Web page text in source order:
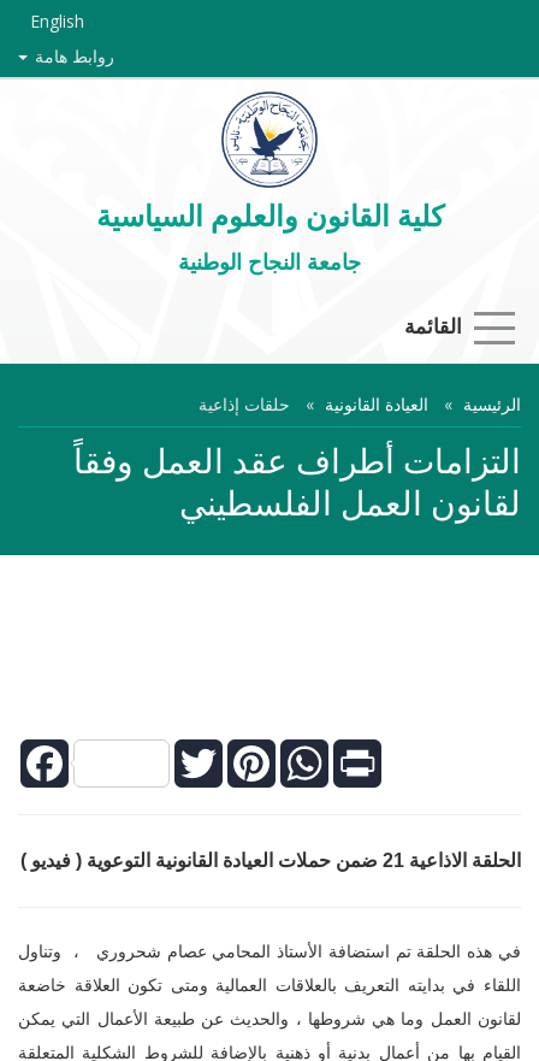
English
روابط هامة
كلية القانون والعلوم السياسية
جامعة النجاح الوطنية
القائمة
الرئيسية العيادة القانونية حلقات إذاعية
التزامات أطراف عقد العمل وفقاً
لقانون العمل الفلسطيني
Facebook TwitterPinterestWhatsApp Print
الحلقة الاذاعية 21 ضمن حملات العيادة القانونية التوعوية ( فيديو )
في هذه الحلقة تم استضافة الأستاذ المحامي عصام شحروري ، وتناول
اللقاء في بدايته التعريف بالعلاقات العمالية ومتى تكون العلاقة خاضعة
لقانون العمل وما هي شروطها ، والحديث عن طبيعة الأعمال التي يمكن
القيام بها من أعمال بدنية أو ذهنية بالإضافة للشروط الشكلية المتعلقة